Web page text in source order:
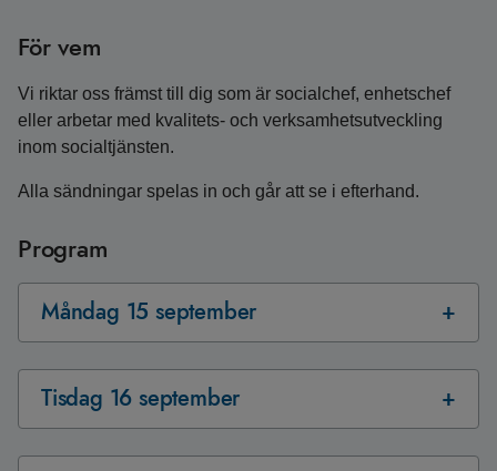
För vem
Vi riktar oss främst till dig som är socialchef, enhetschef
eller arbetar med kvalitets- och verksamhetsutveckling
inom socialtjänsten.
Alla sändningar spelas in och går att se i efterhand.
Program
Måndag 15 september
Tisdag 16 september